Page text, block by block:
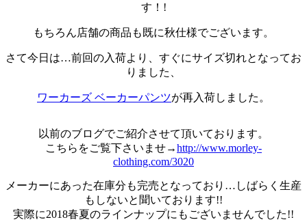
す！!
もちろん店舗の商品も既に秋仕様でございます。
さて今日は…前回の入荷より、すぐにサイズ切れとなってお
りました、
ワーカーズ ベーカーパンツが再入荷しました。
以前のブログでご紹介させて頂いております。
こちらをご覧下さいませ→http://www.morley-
clothing.com/3020
メーカーにあった在庫分も完売となっており…しばらく生産
もしないと聞いております!!
実際に2018春夏のラインナップにもございませんでした!!